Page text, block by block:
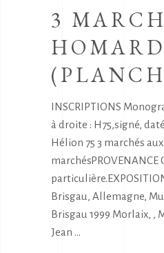
3
INSCRIPTIONS
à droite : H75,signé,
Hélion 75 3 marchés
Brisgau, Allemagne,
Brisgau 1999 Morlaix, ,
Jean